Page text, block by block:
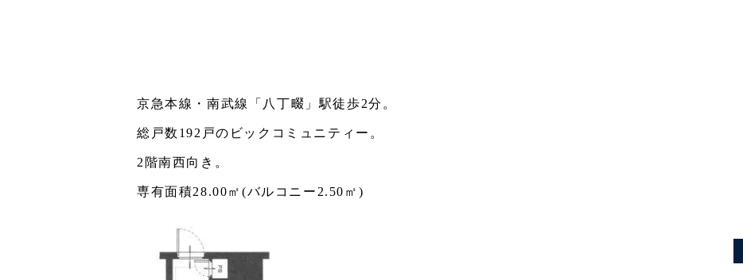
京急本線・南武線「八丁畷」駅徒歩2分。
総戸数192戸のビックコミュニティー。
2階南西向き。
専有面積28.00㎡(バルコニー2.50㎡)